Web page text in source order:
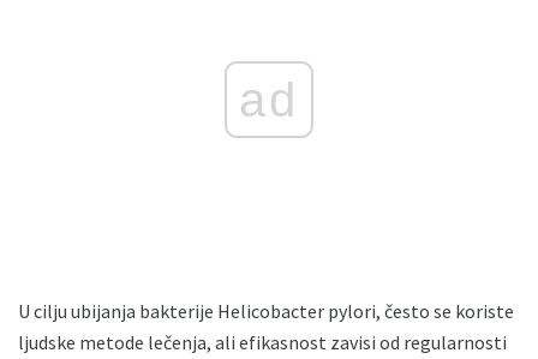
ad
U cilju ubijanja bakterije Helicobacter pylori, često se koriste
ljudske metode lečenja, ali efikasnost zavisi od regularnosti